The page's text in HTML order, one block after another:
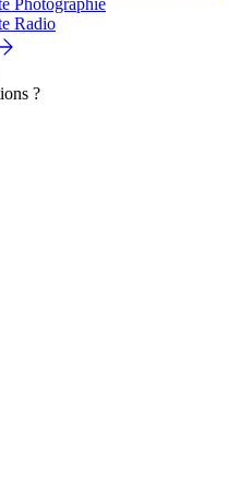
Photographie
Radio
?